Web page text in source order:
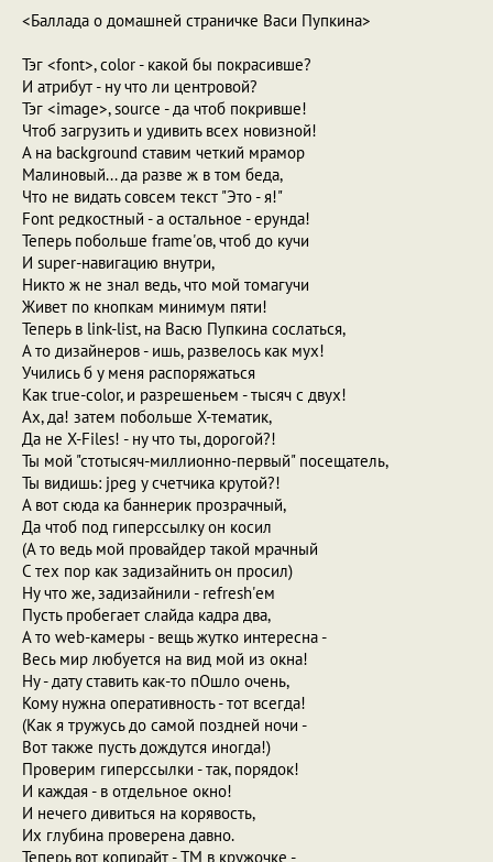
<Баллада о домашней страничке Васи Пупкина>
Тэг <font>, color - какой бы покрасивше?
И атрибут - ну что ли центровой?
Тэг <image>, source - да чтоб покривше!
Чтоб загрузить и удивить всех новизной!
А на background ставим четкий мрамор
Малиновый... да разве ж в том беда,
Что не видать совсем текст "Это - я!"
Font редкостный - а остальное - ерунда!
Теперь побольше frame'ов, чтоб до кучи
И super-навигацию внутри,
Никто ж не знал ведь, что мой томагучи
Живет по кнопкам минимум пяти!
Теперь в link-list, на Васю Пупкина сослаться,
А то дизайнеров - ишь, развелось как мух!
Учились б у меня распоряжаться
Как true-color, и разрешеньем - тысяч с двух!
Ах, да! затем побольше X-тематик,
Да не X-Files! - ну что ты, дорогой?!
Ты мой "стотысяч-миллионно-первый" посещатель,
Ты видишь: jpeg у счетчика крутой?!
А вот сюда ка баннерик прозрачный,
Да чтоб под гиперссылку он косил
(А то ведь мой провайдер такой мрачный
С тех пор как задизайнить он просил)
Ну что же, задизайнили - refresh'ем
Пусть пробегает слайда кадра два,
А то web-камеры - вещь жутко интересна -
Весь мир любуется на вид мой из окна!
Ну - дату ставить как-то пОшло очень,
Кому нужна оперативность - тот всегда!
(Как я тружусь до самой поздней ночи -
Вот также пусть дождутся иногда!)
Проверим гиперссылки - так, порядок!
И каждая - в отдельное окно!
И нечего дивиться на корявость,
Их глубина проверена давно.
Теперь вот копирайт - TM в кружочке -